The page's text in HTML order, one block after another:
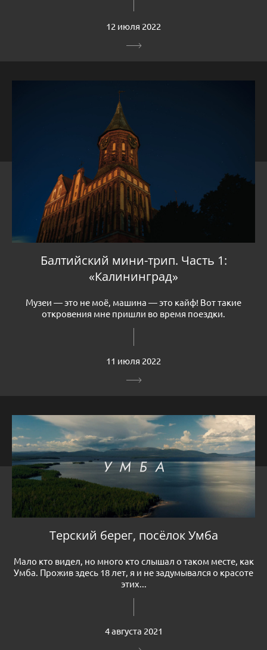
12 июля 2022
Балтийский мини-трип. Часть 1:
«Калининград»
Музеи — это не моё, машина — это кайф! Вот такие
откровения мне пришли во время поездки.
11 июля 2022
Терский берег, посёлок Умба
Мало кто видел, но много кто слышал о таком месте, как
Умба. Прожив здесь 18 лет, я и не задумывался о красоте
этих...
4 августа 2021